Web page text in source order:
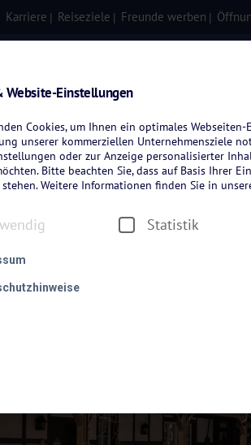
Karriere Reiseziele Freunde werben
Website-Einstellungen
Cookies, um Ihnen ein optimales
unserer kommerziellen Unternehmensziele
oder zur Anzeige personalisierter
Bitte beachten Sie, dass auf Basis Ihrer
Weitere Informationen finden Sie in
Statistik
sind für den Betrieb der Seite unbedingt
Ihnen unsere Dienste bei einem erneuten